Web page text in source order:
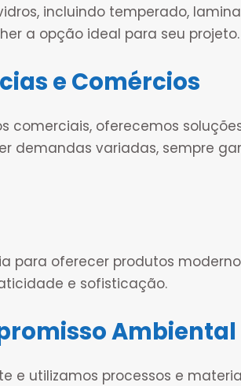
incluindo temperado,
a opção ideal para seu projeto.
e Comércios
comerciais, oferecemos
demandas variadas, sempre
para oferecer produtos
e sofisticação.
Ambiental
e utilizamos processos e